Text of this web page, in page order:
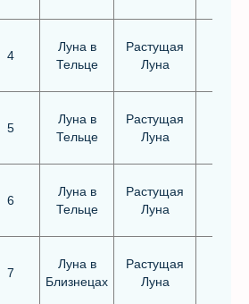
4
Луна в
Тельце
Растущая
Луна
5
Луна в
Тельце
Растущая
Луна
6
Луна в
Тельце
Растущая
Луна
7
Луна в
Близнецах
Растущая
Луна